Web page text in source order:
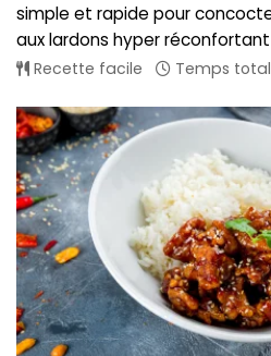
simple et rapide pour
aux lardons hyper
Recette facile Temps